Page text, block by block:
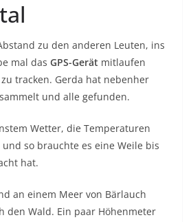
zu den anderen Leuten, ins
mal das GPS-Gerät mitlaufen
tracken. Gerda hat nebenher
und alle gefunden.
Wetter, die Temperaturen
so brauchte es eine Weile bis
hat.
an einem Meer von Bärlauch
den Wald. Ein paar Höhenmeter